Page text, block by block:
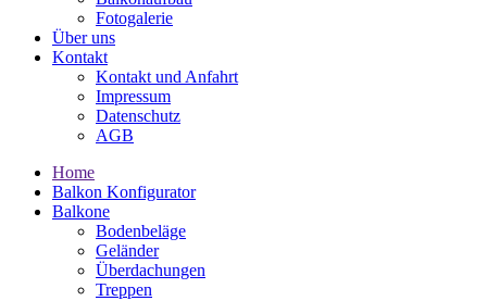
Fotogalerie
Über uns
Kontakt
Kontakt und Anfahrt
Impressum
Datenschutz
AGB
Home
Balkon Konfigurator
Balkone
Bodenbeläge
Geländer
Überdachungen
Treppen